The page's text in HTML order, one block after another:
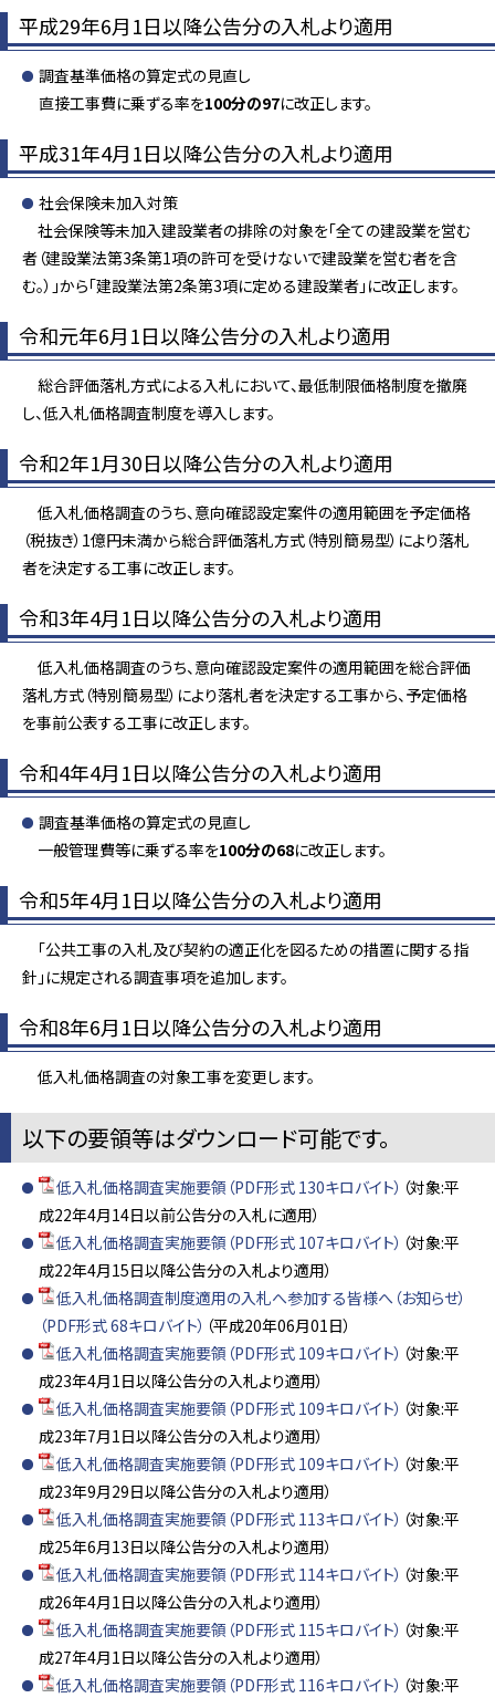
平成29年6月1日以降公告分の入札より適用
調査基準価格の算定式の見直し
直接工事費に乗ずる率を100分の97に改正します。
平成31年4月1日以降公告分の入札より適用
社会保険未加入対策
社会保険等未加入建設業者の排除の対象を「全ての建設業を営む
者（建設業法第3条第1項の許可を受けないで建設業を営む者を含
む。）」から「建設業法第2条第3項に定める建設業者」に改正します。
令和元年6月1日以降公告分の入札より適用
総合評価落札方式による入札において、最低制限価格制度を撤廃
し、低入札価格調査制度を導入します。
令和2年1月30日以降公告分の入札より適用
低入札価格調査のうち、意向確認設定案件の適用範囲を予定価格
（税抜き）1億円未満から総合評価落札方式（特別簡易型）により落札
者を決定する工事に改正します。
令和3年4月1日以降公告分の入札より適用
低入札価格調査のうち、意向確認設定案件の適用範囲を総合評価
落札方式（特別簡易型）により落札者を決定する工事から、予定価格
を事前公表する工事に改正します。
令和4年4月1日以降公告分の入札より適用
調査基準価格の算定式の見直し
一般管理費等に乗ずる率を100分の68に改正します。
令和5年4月1日以降公告分の入札より適用
「公共工事の入札及び契約の適正化を図るための措置に関する指
針」に規定される調査事項を追加します。
令和8年6月1日以降公告分の入札より適用
低入札価格調査の対象工事を変更します。
以下の要領等はダウンロード可能です。
低入札価格調査実施要領（PDF形式 130キロバイト） （対象:平
成22年4月14日以前公告分の入札に適用）
低入札価格調査実施要領（PDF形式 107キロバイト） （対象:平
成22年4月15日以降公告分の入札より適用）
低入札価格調査制度適用の入札へ参加する皆様へ（お知らせ）
（PDF形式 68キロバイト） （平成20年06月01日）
低入札価格調査実施要領（PDF形式 109キロバイト） （対象:平
成23年4月1日以降公告分の入札より適用）
低入札価格調査実施要領（PDF形式 109キロバイト） （対象:平
成23年7月1日以降公告分の入札より適用）
低入札価格調査実施要領（PDF形式 109キロバイト） （対象:平
成23年9月29日以降公告分の入札より適用）
低入札価格調査実施要領（PDF形式 113キロバイト） （対象:平
成25年6月13日以降公告分の入札より適用）
低入札価格調査実施要領（PDF形式 114キロバイト） （対象:平
成26年4月1日以降公告分の入札より適用）
低入札価格調査実施要領（PDF形式 115キロバイト） （対象:平
成27年4月1日以降公告分の入札より適用）
低入札価格調査実施要領（PDF形式 116キロバイト） （対象:平